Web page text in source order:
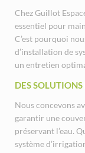
Chez Guillot
essentiel pour
C’est pourquoi
d’installation de
un entretien
DES SOLUTIONS
Nous concevons
garantir une
préservant l’eau.
système